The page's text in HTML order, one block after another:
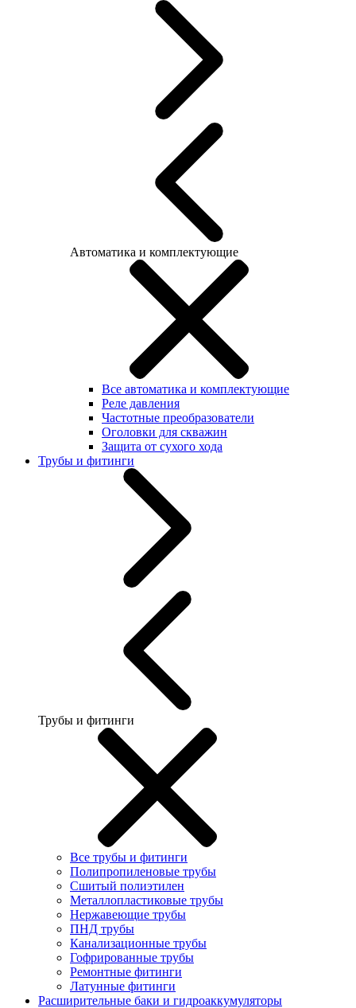
Автоматика и комплектующие
Все автоматика и комплектующие
Реле давления
Частотные преобразователи
Оголовки для скважин
Защита от сухого хода
Трубы и фитинги
Трубы и фитинги
Все трубы и фитинги
Полипропиленовые трубы
Сшитый полиэтилен
Металлопластиковые трубы
Нержавеющие трубы
ПНД трубы
Канализационные трубы
Гофрированные трубы
Ремонтные фитинги
Латунные фитинги
Расширительные баки и гидроаккумуляторы